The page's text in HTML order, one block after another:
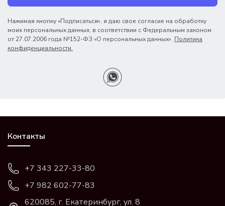
Нажимая кнопку «Подписаться», я даю свое согласие на обработку
моих персональных данных, в соответствии с Федеральным законом
от 27.07.2006 года №152-ФЗ «О персональных данных». Политика
конфиденциальности.
Контакты
+7 343 227-33-80
+7 982 602-77-83
620085, г. Екатеринбург, ул. 8